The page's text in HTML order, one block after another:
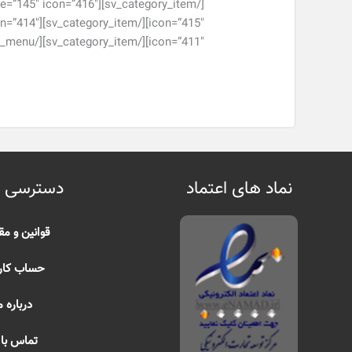
icon=”411″][/sv_category_item][/sv_category_menu][/vc_column][/vc_row]
نماد های اعتماد دسترسی
قوانین و
حساب
درباره
تماس